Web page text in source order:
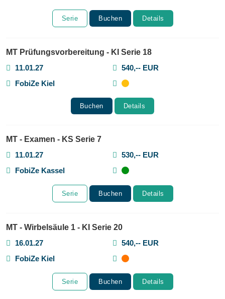
Serie Buchen Details
MT Prüfungsvorbereitung - KI Serie 18
11.01.27
540,-- EUR
FobiZe Kiel
Buchen Details
MT - Examen - KS Serie 7
11.01.27
530,-- EUR
FobiZe Kassel
Serie Buchen Details
MT - Wirbelsäule 1 - KI Serie 20
16.01.27
540,-- EUR
FobiZe Kiel
Serie Buchen Details